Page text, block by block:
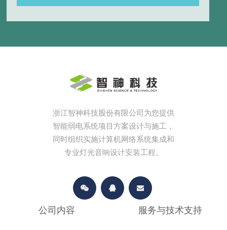
浙江智神科技股份有限公司为您提供
智能弱电系统项目方案设计与施工，
同时组织实施计算机网络系统集成和
专业灯光音响设计安装工程。
公司内容 服务与技术支持